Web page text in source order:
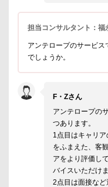
担当コンサルタント：福
アンテロープのサービ
でしょうか。
F・Zさん
アンテロープの
つあります。
1点目はキャリ
をふまえた、客
アをより評価し
バイスいただけま
2点目は面接な